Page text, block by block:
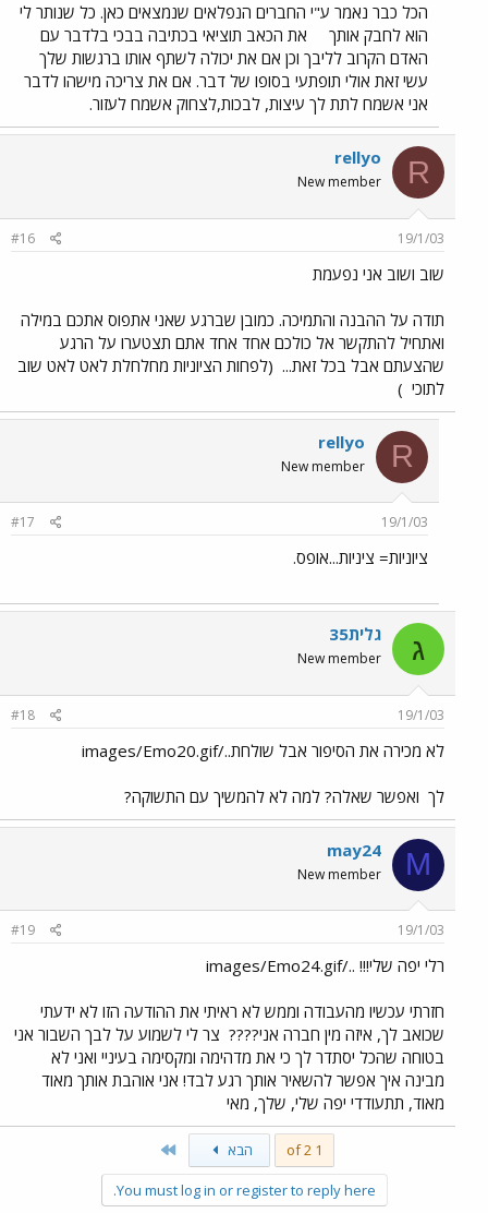
הכל כבר נאמר ע"י החברים הנפלאים שנמצאים כאן. כל שנותר לי
הוא לחבק אותך
את הכאב תוציאי בכתיבה בבכי בלדבר עם
האדם הקרוב לליבך וכן אם את יכולה לשתף אותו ברגשות שלך
עשי זאת אולי תופתעי בסופו של דבר. אם את צריכה מישהו לדבר
אני אשמח לתת לך עיצות, לבכות,לצחוק אשמח לעזור.
R
rellyo
New member
19/1/03
#16
שוב ושוב אני נפעמת
תודה על ההבנה והתמיכה. כמובן שברגע שאני אתפוס אתכם במילה
ואתחיל להתקשר אל כולכם אחד אחד אתם תצטערו על הרגע
שהצעתם אבל בכל זאת... (לפחות הציוניות מחלחלת לאט לאט שוב
לתוכי )
R
rellyo
New member
19/1/03
#17
ציוניות= ציניות...אופס.
ג גלית35
New member
19/1/03
#18
לא מכירה את הסיפור אבל שולחת../images/Emo20.gif
לך ואפשר שאלה? למה לא להמשיך עם התשוקה?
M
may24
New member
19/1/03
#19
רלי יפה שלי!!! ../images/Emo24.gif
חזרתי עכשיו מהעבודה וממש לא ראיתי את ההודעה הזו לא ידעתי
שכואב לך, איזה מין חברה אני???? צר לי לשמוע על לבך השבור אני
בטוחה שהכל יסתדר לך כי את מדהימה ומקסימה בעיניי ואני לא
מבינה איך אפשר להשאיר אותך רגע לבד! אני אוהבת אותך מאוד
מאוד, תתעודדי יפה שלי, שלך, מאי
1 of 2 הבא
You must log in or register to reply here.